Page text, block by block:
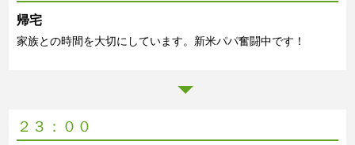
帰宅
家族との時間を大切にしています。新米パパ奮闘中です！
２３：００